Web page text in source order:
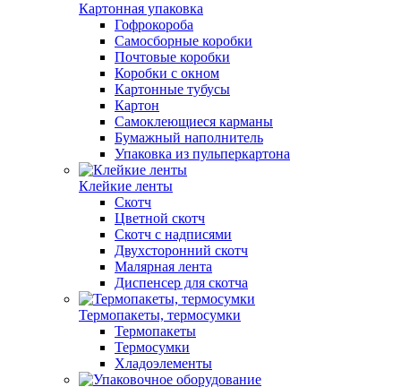
Картонная упаковка
Гофрокороба
Самосборные коробки
Почтовые коробки
Коробки с окном
Картонные тубусы
Картон
Самоклеющиеся карманы
Бумажный наполнитель
Упаковка из пульперкартона
Клейкие ленты
Скотч
Цветной скотч
Скотч с надписями
Двухсторонний скотч
Малярная лента
Диспенсер для скотча
Термопакеты, термосумки
Термопакеты
Термосумки
Хладоэлементы